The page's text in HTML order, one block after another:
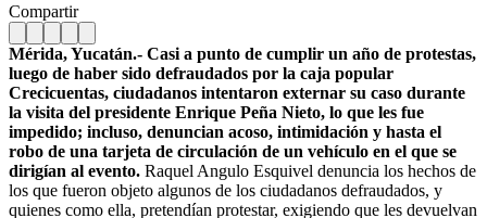
Compartir
Mérida, Yucatán.- Casi a punto de cumplir un año de protestas,
luego de haber sido defraudados por la caja popular
Crecicuentas, ciudadanos intentaron externar su caso durante
la visita del presidente Enrique Peña Nieto, lo que les fue
impedido; incluso, denuncian acoso, intimidación y hasta el
robo de una tarjeta de circulación de un vehículo en el que se
dirigían al evento. Raquel Angulo Esquivel denuncia los hechos de
los que fueron objeto algunos de los ciudadanos defraudados, y
quienes como ella, pretendían protestar, exigiendo que les devuelvan